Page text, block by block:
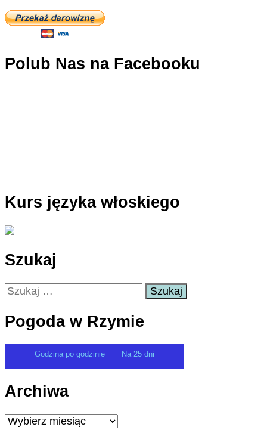
Polub Nas na Facebooku
Kurs języka włoskiego
Szukaj
Szukaj:
Pogoda w Rzymie
Godzina po godzinie Na 25 dni
Archiwa
Archiwa